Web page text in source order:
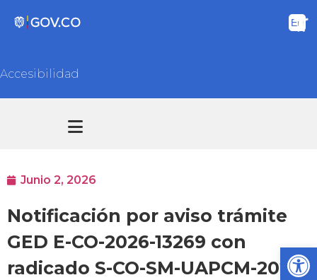
Accesibilidad
Junio 2, 2026
Notificación por aviso trámite
GED E-CO-2026-13269 con
radicado S-CO-SM-UAPCM-2026-